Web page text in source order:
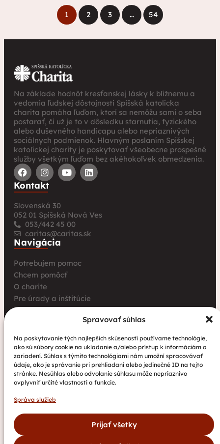
Spravovať súhlas
Na poskytovanie tých najlepších skúseností používame technológie,
ako sú súbory cookie na ukladanie a/alebo prístup k informáciám o
zariadení. Súhlas s týmito technológiami nám umožní spracovávať
údaje, ako je správanie pri prehliadaní alebo jedinečné ID na tejto
stránke. Nesúhlas alebo odvolanie súhlasu môže nepriaznivo
ovplyvniť určité vlastnosti a funkcie.
Správa služieb
Prijať všetky
1 2 3 … 54
Na základe hodnôt kresťanskej lásky k blížnemu a
vedomia ľudskej dôstojnosti Spišská katolícka
charita pomáha ľuďom, ktorí sa nemôžu sami o seba
postarať, či už je to v dôsledku starnutia, fyzického
alebo duševného handicapu alebo nepriaznivých
sociálnych podmienok. Hlavným poslaním Spišskej
katolíckej charity je poskytovať všeobecne prospešné
služby všetkým ľuďom bez akéhokoľvek obmedzenia.
Kontakt
Slovenská 30
052 01 Spišská Nová Ves
053/442 45 00
caritas@caritas.sk
Navigácia
Potrebujem pomoc
Chcem pomôcť
O charite
Pre úrady a inštitúcie
Farské charity
Aktuality
Charita bez hraníc: Stretnutie Spišskej katolíckej
charity a Krakowskej arcidiecéznej charity prinieslo
nové pohľady na fundraising aj propagáciu
Nové petangové ihrisko prináša seniorom radosť,
pohyb a komunitu
tretích krajín vrátane migrantov“